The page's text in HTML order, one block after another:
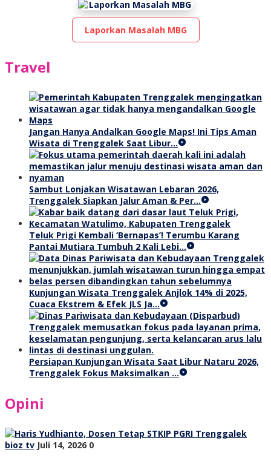
Laporkan Masalah MBG
Travel
Jangan Hanya Andalkan Google Maps! Ini Tips Aman
Wisata di Trenggalek Saat Libur…
Sambut Lonjakan Wisatawan Lebaran 2026,
Trenggalek Siapkan Jalur Aman & Per…
Teluk Prigi Kembali ‘Bernapas’! Terumbu Karang
Pantai Mutiara Tumbuh 2 Kali Lebi…
Kunjungan Wisata Trenggalek Anjlok 14% di 2025,
Cuaca Ekstrem & Efek JLS Ja…
Persiapan Kunjungan Wisata Saat Libur Nataru 2026,
Trenggalek Fokus Maksimalkan …
Opini
bioz tv Juli 14, 2026 0